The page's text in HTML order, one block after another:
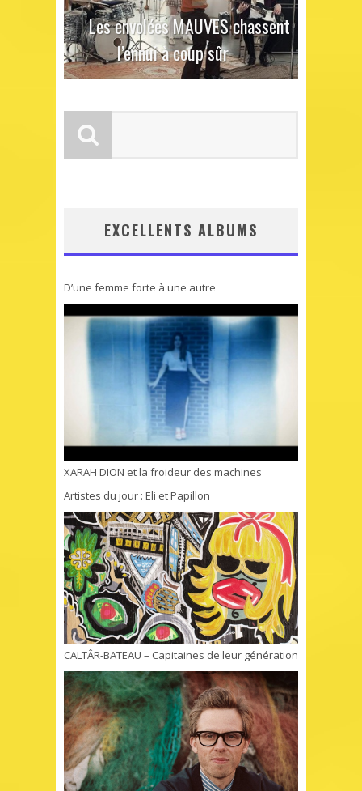
Les envolées MAUVES chassent
l’ennui à coup sûr
EXCELLENTS ALBUMS
D’une femme forte à une autre
XARAH DION et la froideur des machines
Artistes du jour : Eli et Papillon
CALTÂR-BATEAU – Capitaines de leur génération